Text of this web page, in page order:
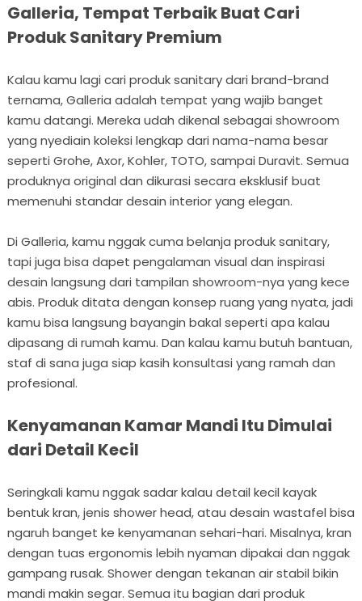
Galleria, Tempat Terbaik Buat Cari
Produk Sanitary Premium
Kalau kamu lagi cari produk sanitary dari brand-brand
ternama, Galleria adalah tempat yang wajib banget
kamu datangi. Mereka udah dikenal sebagai showroom
yang nyediain koleksi lengkap dari nama-nama besar
seperti Grohe, Axor, Kohler, TOTO, sampai Duravit. Semua
produknya original dan dikurasi secara eksklusif buat
memenuhi standar desain interior yang elegan.
Di Galleria, kamu nggak cuma belanja produk sanitary,
tapi juga bisa dapet pengalaman visual dan inspirasi
desain langsung dari tampilan showroom-nya yang kece
abis. Produk ditata dengan konsep ruang yang nyata, jadi
kamu bisa langsung bayangin bakal seperti apa kalau
dipasang di rumah kamu. Dan kalau kamu butuh bantuan,
staf di sana juga siap kasih konsultasi yang ramah dan
profesional.
Kenyamanan Kamar Mandi Itu Dimulai
dari Detail Kecil
Seringkali kamu nggak sadar kalau detail kecil kayak
bentuk kran, jenis shower head, atau desain wastafel bisa
ngaruh banget ke kenyamanan sehari-hari. Misalnya, kran
dengan tuas ergonomis lebih nyaman dipakai dan nggak
gampang rusak. Shower dengan tekanan air stabil bikin
mandi makin segar. Semua itu bagian dari produk